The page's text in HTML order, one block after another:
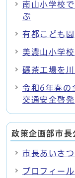
南山小学校
ぶ
有都こども
美濃山小学
碾茶工場を
令和6年春
交通安全啓発
政策企画部市
市長あいさつ
プロフィール